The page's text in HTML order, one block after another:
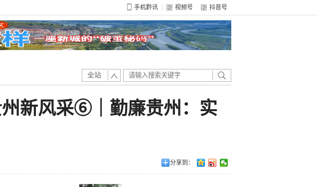
手机黔讯 视频号 抖音号
全站
新风采⑥｜勤廉贵州：实
分享到：